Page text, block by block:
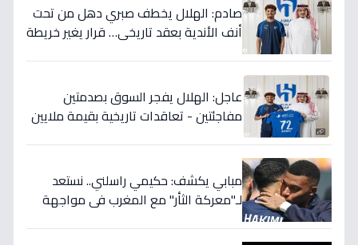
صادم: الهلال يخطف صبري دهل من تحت
أنف الأندية بعقد تاريخي… قرار يغير خريطة
عاجل: الهلال يفجر السوق بصدمتين
مفاجئتين - تعاقدات تاريخية بقيمة ملايين
مبابي يكشف: حكيمي راسلني.. نستعد
لـ"معركة الثأر" مع المغرب في مواجهة